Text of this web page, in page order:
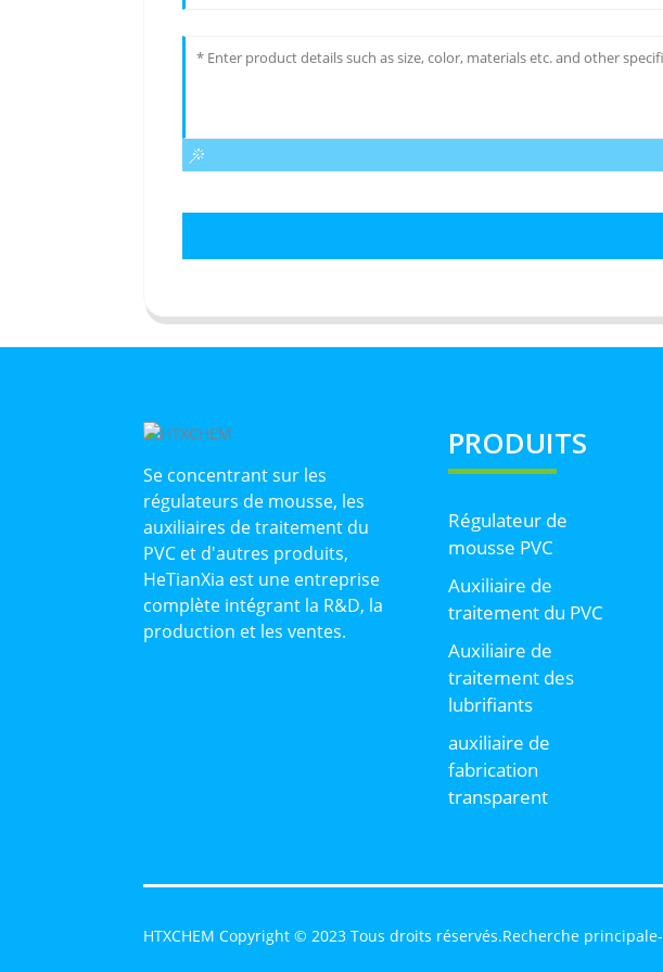
Se concentrant sur les
régulateurs de mousse, les
auxiliaires de traitement du
PVC et d'autres produits,
HeTianXia est une entreprise
complète intégrant la R&D, la
production et les ventes.
PRODUITS
Régulateur de
mousse PVC
Auxiliaire de
traitement du PVC
Auxiliaire de
traitement des
lubrifiants
auxiliaire de
fabrication
transparent
HTXCHEM Copyright © 2023 Tous droits réservés.Recherche principale-